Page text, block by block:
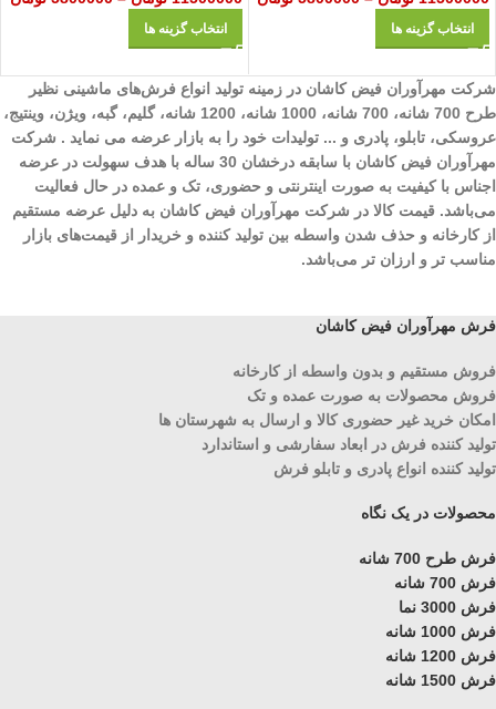
انتخاب گزینه ها انتخاب گزینه ها
شرکت مهرآوران فیض کاشان در زمینه تولید انواع فرش‌های ماشینی نظیر
طرح 700 شانه، 700 شانه، 1000 شانه، 1200 شانه، گلیم، گبه، ویژن، وینتیج،
عروسکی، تابلو، پادری و ... تولیدات خود را به بازار عرضه می نماید . شرکت
مهرآوران فیض کاشان با سابقه درخشان 30 ساله با هدف سهولت در عرضه
اجناس با کیفیت به صورت اینترنتی و حضوری، تک و عمده در حال فعالیت
می‌باشد. قیمت کالا در شرکت مهرآوران فیض کاشان به دلیل عرضه مستقیم
از کارخانه و حذف شدن واسطه بین تولید کننده و خریدار از قیمت‌های بازار
مناسب تر و ارزان تر می‌باشد.
فرش مهرآوران فیض کاشان
فروش مستقیم و بدون واسطه از کارخانه
فروش محصولات به صورت عمده و تک
امکان خرید غیر حضوری کالا و ارسال به شهرستان ها
تولید کننده فرش در ابعاد سفارشی و استاندارد
تولید کننده انواع پادری و تابلو فرش
محصولات در یک نگاه
فرش طرح 700 شانه
فرش 700 شانه
فرش 3000 نما
فرش 1000 شانه
فرش 1200 شانه
فرش 1500 شانه